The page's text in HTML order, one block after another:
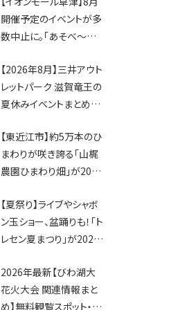
開催予定のイベントが多
数中止に。「あそべ〜る
ショーなど
【2026年8月】三井アウト
レットパーク 滋賀竜王の
夏休みイベントまとめ！
辛グルメ・フォトコンテス
トまで盛りだくさん！
【東近江市】約5万本のひ
まわりが咲き誇る「山梶
農園ひまわり畑」が2026
ポットやキッチンカーも
登場！何度も入園できる
フリーパスも販売★
【夏祭り】ライブやシャボ
ン玉ショー、盆踊りも！「ト
レセン夏まつり」が2026
2026年最新【びわ湖大
花火大会 関連情報まと
め】無料観覧スポット・同